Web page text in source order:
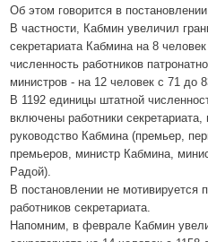
Об этом говорится в
В частности, Кабмин увеличил
секретариата Кабмина на 8
численность работников
министров - на 12 человек с 71 до
В 1192 единицы штатной
включены работники
руководство Кабмина (премьер,
премьеров, министр Кабмина,
Радой).
В постановлении не мотивируется
работников секретариата.
Напомним, в феврале Кабмин